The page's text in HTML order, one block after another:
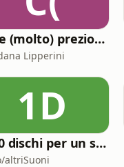
Cose (molto) preziose
Lipperini
1D
1000 dischi per un secolo
altriSuoni